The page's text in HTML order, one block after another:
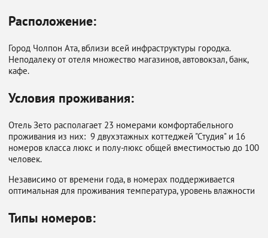
Расположение:
Город Чолпон Ата, вблизи всей инфраструктуры городка.
Неподалеку от отеля множество магазинов, автовокзал, банк,
кафе.
Условия проживания:
Отель Зето располагает 23 номерами комфортабельного
проживания из них: 9 двухэтажных коттеджей "Студия" и 16
номеров класса люкс и полу-люкс общей вместимостью до 100
человек.
Независимо от времени года, в номерах поддерживается
оптимальная для проживания температура, уровень влажности
Типы номеров: